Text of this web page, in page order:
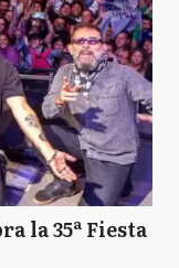
la 35ª Fiesta